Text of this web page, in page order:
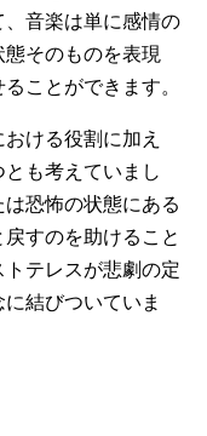
音楽は単に感情の
そのものを表現
ことができます。
ける役割に加え
も考えていまし
恐怖の状態にある
すのを助けること
テレスが悲劇の定
結びついていま